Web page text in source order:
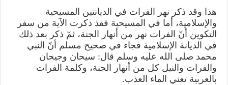
هذا وقد ذكر نهر الفرات في الديانتين المسيحية
والإسلامية، أما في المسيحية فقذ ذكرت الآية من سفر
التكوين أنّ الفرات نهر من أنهار الجنة، ثمّ ذكر بعد ذلك
في الديانة الإسلامية فجاء في صحيح مسلم أنّ النبي
محمد صلى الله عليه وسلم قال: سيحان وجيحان
والفرات والنيل كل من أنهار الجنة، وكلمة الفرات
بالعربية تعني الماء العذب.